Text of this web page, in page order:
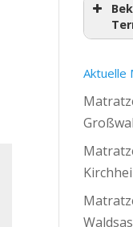
Aktuelle